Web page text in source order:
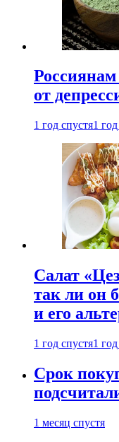
от
1 год спустя1
Салат
так ли он
и его
1 год спустя1
Срок
1 месяц спустя